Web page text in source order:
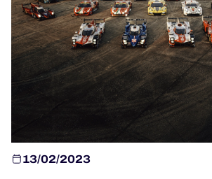
JEU OFFICIEL
HOSPITALITÉS
BILLETTERIE
24H LEMANS
13/02/2023